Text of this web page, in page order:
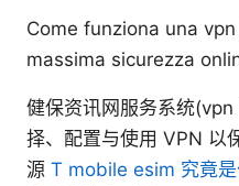
Come funziona una
massima sicurezza
健保资讯网服务系统
择、配置与使用 VPN 以
源 T mobile esim 究竟是